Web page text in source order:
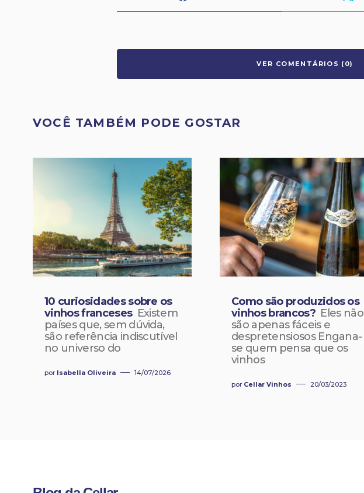
VER COMENTÁRIOS (0)
VOCÊ TAMBÉM PODE GOSTAR
10 curiosidades sobre os
vinhos franceses Existem
países que, sem dúvida,
são referência indiscutível
no universo do
por Isabella Oliveira 14/07/2026
Como são produzidos os
vinhos brancos? Eles não
são apenas fáceis e
despretensiosos Engana-
se quem pensa que os
vinhos
por Cellar Vinhos 20/03/2023